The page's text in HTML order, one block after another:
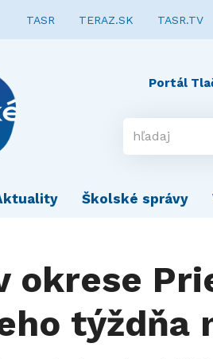
TASR TERAZ.SK TASR.TV
Portál
Školské správy
okrese
týždňa